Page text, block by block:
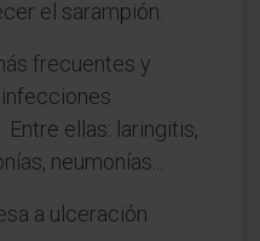
el sarampión.
frecuentes y
ellas: laringitis,
neumonías...
a ulceración